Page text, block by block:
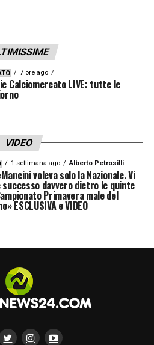
finiti in equilibrio.
totali: 112-146. Juve
che può vantare diversi
i centrocampisti. Alcuni
ed Ederson,
più monitorati con
che li segue con
tempo.
7 ore ago
Calciomercato LIVE: tutte le
VIDEO
1 settimana ago Alberto Petrosilli
voleva solo la Nazionale. Vi
successo davvero dietro le quinte
Primavera male del
ESCLUSIVA e VIDEO